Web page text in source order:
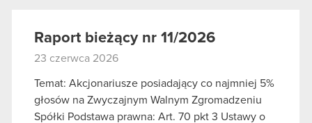
Raport bieżący nr 11/2026
23 czerwca 2026
Temat: Akcjonariusze posiadający co najmniej 5%
głosów na Zwyczajnym Walnym Zgromadzeniu
Spółki Podstawa prawna: Art. 70 pkt 3 Ustawy o